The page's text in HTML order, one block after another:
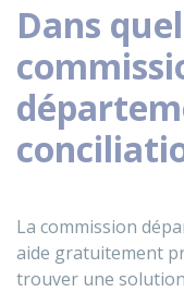
Dans
La commission
aide gratuitement
trouver une